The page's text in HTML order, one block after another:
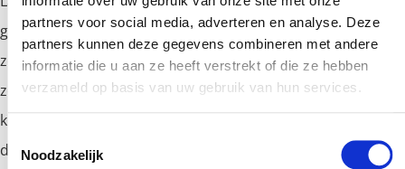
partners voor social media, adverteren en analyse. Deze
partners kunnen deze gegevens combineren met andere
informatie die u aan ze heeft verstrekt of die ze hebben
verzameld op basis van uw gebruik van hun services.
Noodzakelijk
gebruiken. Bij een uitstoottoepassing kan het bijvoorbeeld
zonder kracht en hoge snelheid naar het product toe,
zodra de controller een weerstand voelt regelt deze de
kracht waardoor deze hoger wordt om het product te
duwen. Hierdoor raakt het product niet beschadigd.